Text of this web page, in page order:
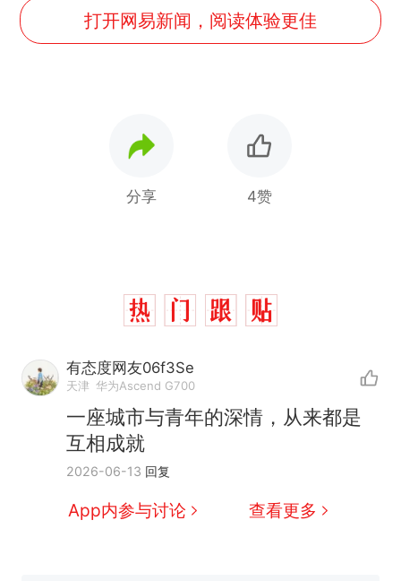
打开网易新闻，阅读体验更佳
分享 4赞
有态度网友06f3Se
天津 华为Ascend G700
一座城市与青年的深情，从来都是
互相成就
2026-06-13 回复
App内参与讨论 查看更多
热 十多万人报名的考试，成绩
全部作废，公平么？
新 全球唯一没有法定首都的国
家，刚改国名，总统就邀请中
国大使骑行绕了几乎整个国境
线一圈，还曾两次到中国寻根
搬家报价570元，搬到楼下交
5060元才肯搬上楼！女子傻眼
了……
视频丨只要一枚命中就能让航